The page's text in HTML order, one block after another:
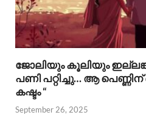
ജോലിയും കൂലിയും
പണി പറ്റിച്ചു… ആ പെണ്ണിന്
കഷ്ടം “
September 26, 2025